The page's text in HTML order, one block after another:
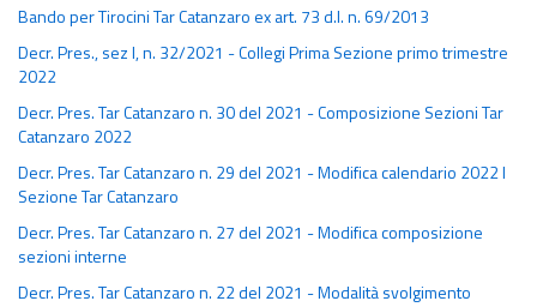
Bando per Tirocini Tar Catanzaro ex art. 73 d.l. n. 69/2013
Decr. Pres., sez I, n. 32/2021 - Collegi Prima Sezione primo trimestre
2022
Decr. Pres. Tar Catanzaro n. 30 del 2021 - Composizione Sezioni Tar
Catanzaro 2022
Decr. Pres. Tar Catanzaro n. 29 del 2021 - Modifica calendario 2022 I
Sezione Tar Catanzaro
Decr. Pres. Tar Catanzaro n. 27 del 2021 - Modifica composizione
sezioni interne
Decr. Pres. Tar Catanzaro n. 22 del 2021 - Modalità svolgimento